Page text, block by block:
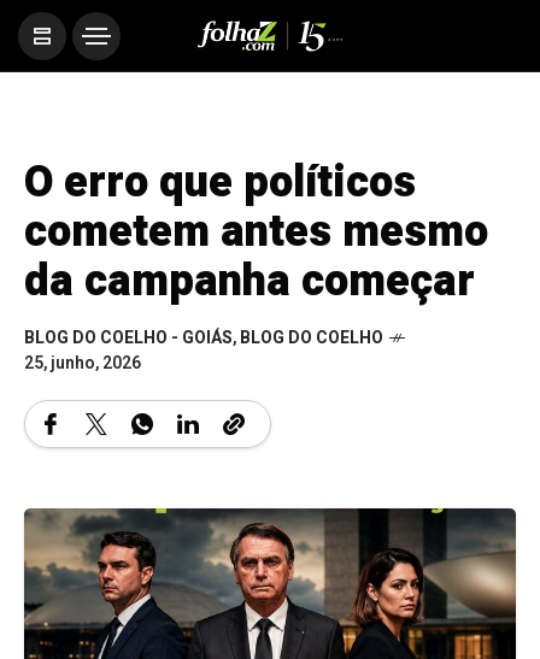
O erro que políticos
cometem antes mesmo
da campanha começar
BLOG DO COELHO - GOIÁS,BLOG DO COELHO
25, junho, 2026